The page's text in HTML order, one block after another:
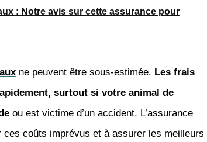
: Notre avis sur cette assurance pour
ne peuvent être sous-estimée. Les frais
surtout si votre animal de
ou est victime d’un accident. L’assurance
ces coûts imprévus et à assurer les meilleurs